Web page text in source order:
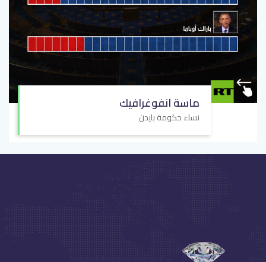
ماسة انفوغرافيك
نساء حكومة بايدن